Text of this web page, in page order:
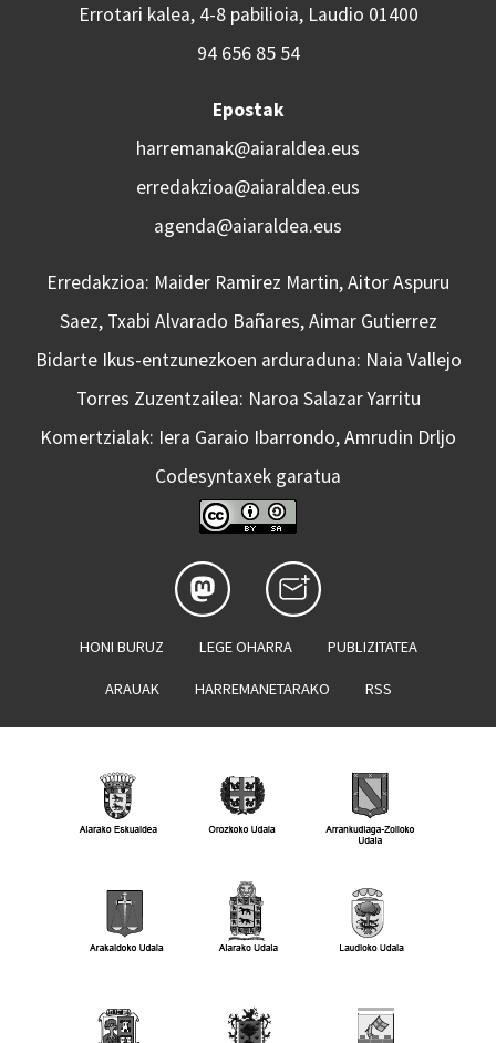
Errotari kalea, 4-8 pabilioia, Laudio 01400
94 656 85 54
Epostak
harremanak@aiaraldea.eus
erredakzioa@aiaraldea.eus
agenda@aiaraldea.eus
Erredakzioa: Maider Ramirez Martin, Aitor Aspuru
Saez, Txabi Alvarado Bañares, Aimar Gutierrez
Bidarte Ikus-entzunezkoen arduraduna: Naia Vallejo
Torres Zuzentzailea: Naroa Salazar Yarritu
Komertzialak: Iera Garaio Ibarrondo, Amrudin Drljo
Codesyntaxek garatua
HONI BURUZ LEGE OHARRA PUBLIZITATEA
ARAUAK HARREMANETARAKO RSS